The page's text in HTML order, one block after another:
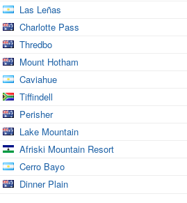
Las Leñas
Charlotte Pass
Thredbo
Mount Hotham
Caviahue
Tiffindell
Perisher
Lake Mountain
Afriski Mountain Resort
Cerro Bayo
Dinner Plain